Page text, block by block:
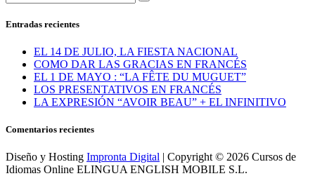
Entradas recientes
EL 14 DE JULIO, LA FIESTA NACIONAL
COMO DAR LAS GRACIAS EN FRANCÉS
EL 1 DE MAYO : “LA FÊTE DU MUGUET”
LOS PRESENTATIVOS EN FRANCÉS
LA EXPRESIÓN “AVOIR BEAU” + EL INFINITIVO
Comentarios recientes
Diseño y Hosting Impronta Digital | Copyright © 2026 Cursos de
Idiomas Online ELINGUA ENGLISH MOBILE S.L.